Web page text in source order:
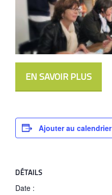
EN SAVOIR PLUS
Ajouter au calendrier
DÉTAILS
Date :